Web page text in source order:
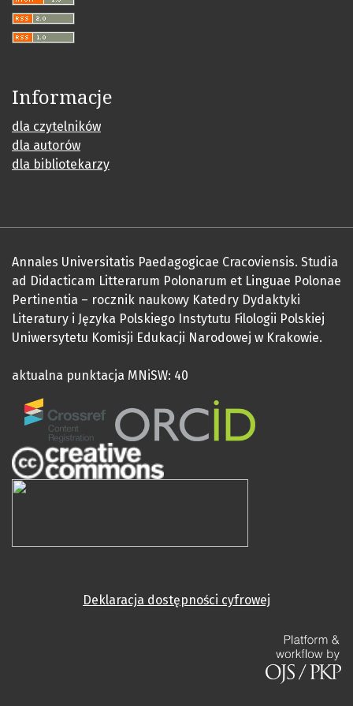
Informacje
dla czytelników
dla autorów
dla bibliotekarzy
Annales Universitatis Paedagogicae Cracoviensis. Studia
ad Didacticam Litterarum Polonarum et Linguae Polonae
Pertinentia – rocznik naukowy Katedry Dydaktyki
Literatury i Języka Polskiego Instytutu Filologii Polskiej
Uniwersytetu Komisji Edukacji Narodowej w Krakowie.
aktualna punktacja MNiSW: 40
Deklaracja dostępności cyfrowej